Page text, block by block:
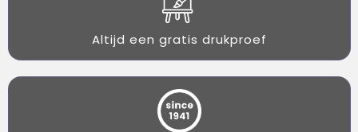
Altijd een gratis drukproef